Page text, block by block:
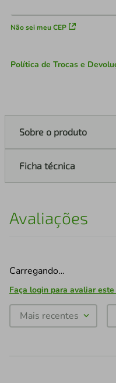
Não sei meu CEP
Política de Trocas e
Sobre o produto
Ficha técnica
Avaliações
Carregando…
Faça login para avaliar
Mais recentes